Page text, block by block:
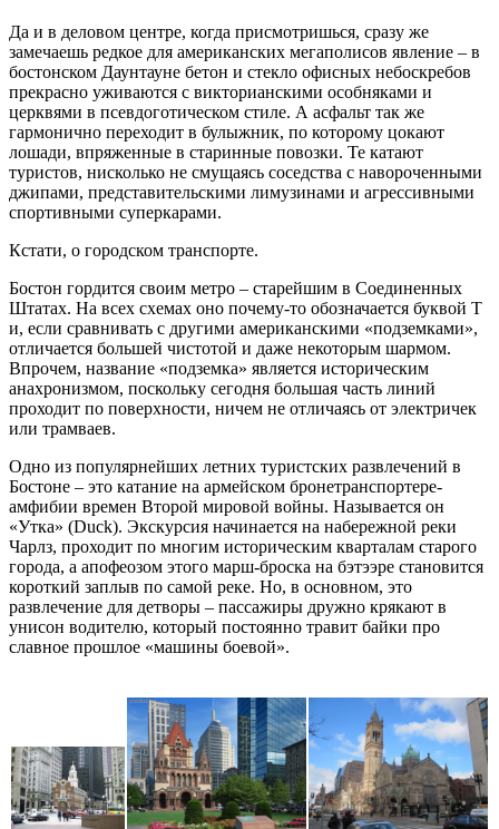
Да и в деловом центре, когда присмотришься, сразу же
замечаешь редкое для американских мегаполисов явление – в
бостонском Даунтауне бетон и стекло офисных небоскребов
прекрасно уживаются с викторианскими особняками и
церквями в псевдоготическом стиле. А асфальт так же
гармонично переходит в булыжник, по которому цокают
лошади, впряженные в старинные повозки. Те катают
туристов, нисколько не смущаясь соседства с навороченными
джипами, представительскими лимузинами и агрессивными
спортивными суперкарами.
Кстати, о городском транспорте.
Бостон гордится своим метро – старейшим в Соединенных
Штатах. На всех схемах оно почему-то обозначается буквой T
и, если сравнивать с другими американскими «подземками»,
отличается большей чистотой и даже некоторым шармом.
Впрочем, название «подземка» является историческим
анахронизмом, поскольку сегодня большая часть линий
проходит по поверхности, ничем не отличаясь от электричек
или трамваев.
Одно из популярнейших летних туристских развлечений в
Бостоне – это катание на армейском бронетранспортере-
амфибии времен Второй мировой войны. Называется он
«Утка» (Duck). Экскурсия начинается на набережной реки
Чарлз, проходит по многим историческим кварталам старого
города, а апофеозом этого марш-броска на бэтээре становится
короткий заплыв по самой реке. Но, в основном, это
развлечение для детворы – пассажиры дружно крякают в
унисон водителю, который постоянно травит байки про
славное прошлое «машины боевой».